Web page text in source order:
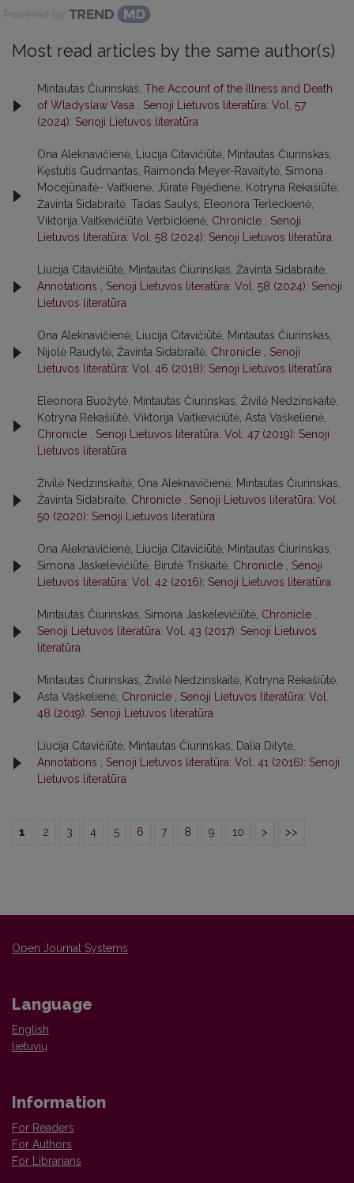
Powered by
Most read articles by the same author(s)
Mintautas Čiurinskas, The Account of the Illness and Death
of Wladyslaw Vasa , Senoji Lietuvos literatūra: Vol. 57
(2024): Senoji Lietuvos literatūra
Ona Aleknavičienė, Liucija Citavičiūtė, Mintautas Čiurinskas,
Kęstutis Gudmantas, Raimonda Meyer-Ravaitytė, Simona
Mocejūnaitė- Vaitkienė, Jūratė Pajėdienė, Kotryna Rekašiūtė,
Žavinta Sidabraitė, Tadas Šaulys, Eleonora Terleckienė,
Viktorija Vaitkevičiūtė Verbickienė, Chronicle , Senoji
Lietuvos literatūra: Vol. 58 (2024): Senoji Lietuvos literatūra
Liucija Citavičiūtė, Mintautas Čiurinskas, Žavinta Sidabraitė,
Annotations , Senoji Lietuvos literatūra: Vol. 58 (2024): Senoji
Lietuvos literatūra
Ona Aleknavičienė, Liucija Citavičiūtė, Mintautas Čiurinskas,
Nijolė Raudytė, Žavinta Sidabraitė, Chronicle , Senoji
Lietuvos literatūra: Vol. 46 (2018): Senoji Lietuvos literatūra
Eleonora Buožytė, Mintautas Čiurinskas, Živilė Nedzinskaitė,
Kotryna Rekašiūtė, Viktorija Vaitkevičiūtė, Asta Vaškelienė,
Chronicle , Senoji Lietuvos literatūra: Vol. 47 (2019): Senoji
Lietuvos literatūra
Živilė Nedzinskaitė, Ona Aleknavičienė, Mintautas Čiurinskas,
Žavinta Sidabraitė, Chronicle , Senoji Lietuvos literatūra: Vol.
50 (2020): Senoji Lietuvos literatūra
Ona Aleknavičienė, Liucija Citavičiūtė, Mintautas Čiurinskas,
Simona Jaskelevičiūtė, Birutė Triškaitė, Chronicle , Senoji
Lietuvos literatūra: Vol. 42 (2016): Senoji Lietuvos literatūra
Mintautas Čiurinskas, Simona Jaskelevičiūtė, Chronicle ,
Senoji Lietuvos literatūra: Vol. 43 (2017): Senoji Lietuvos
literatūra
Mintautas Čiurinskas, Živilė Nedzinskaitė, Kotryna Rekašiūtė,
Asta Vaškelienė, Chronicle , Senoji Lietuvos literatūra: Vol.
48 (2019): Senoji Lietuvos literatūra
Liucija Citavičiūtė, Mintautas Čiurinskas, Dalia Dilytė,
Annotations , Senoji Lietuvos literatūra: Vol. 41 (2016): Senoji
Lietuvos literatūra
1 2 3 4 5 6 7 8 9 10 > >>
Open Journal Systems
Language
English
lietuvių
Information
For Readers
For Authors
For Librarians